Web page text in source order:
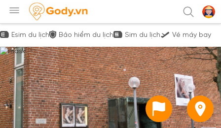
Esim du lịch Bảo hiểm du lịch Sim du lịch Vé máy bay